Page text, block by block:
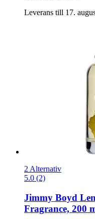
Leverans till 17.
2 Alternativ
5.0 (2)
Jimmy Boyd
Fragrance, 200